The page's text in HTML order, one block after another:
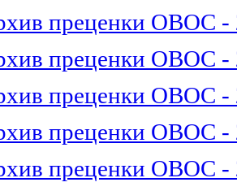
преценки ОВОС -
преценки ОВОС -
преценки ОВОС -
преценки ОВОС -
преценки ОВОС -